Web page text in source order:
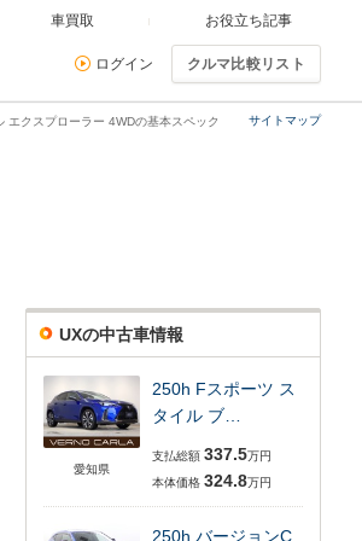
車買取 お役立ち記事
ログイン クルマ比較リスト
サイトマップ
クスプローラー 4WDの基本スペック
UXの中古車情報
愛知県
250h Fスポーツ ス
タイル ブ…
支払総額 337.5万円
本体価格 324.8万円
250h バージョンC